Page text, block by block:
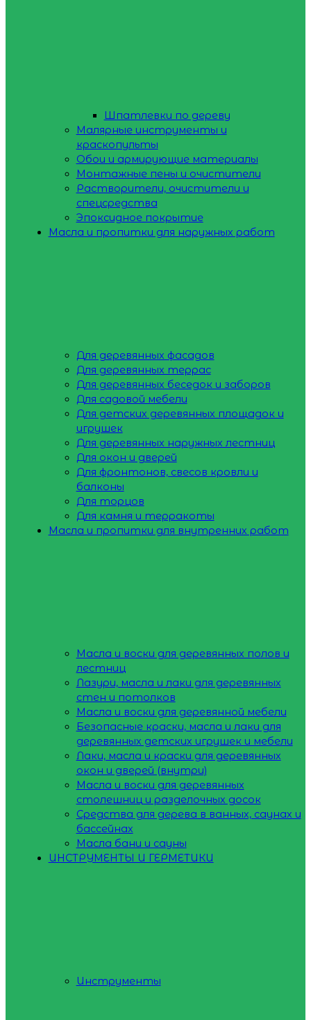
Шпатлевки по дереву
Малярные инструменты и
краскопульты
Обои и армирующие материалы
Монтажные пены и очистители
Растворители, очистители и
спецсредства
Эпоксидное покрытие
Масла и пропитки для наружных работ
Для деревянных фасадов
Для деревянных террас
Для деревянных беседок и заборов
Для садовой мебели
Для детских деревянных площадок и
игрушек
Для деревянных наружных лестниц
Для окон и дверей
Для фронтонов, свесов кровли и
балконы
Для торцов
Для камня и терракоты
Масла и пропитки для внутренних работ
Масла и воски для деревянных полов и
лестниц
Лазури, масла и лаки для деревянных
стен и потолков
Масла и воски для деревянной мебели
Безопасные краски, масла и лаки для
деревянных детских игрушек и мебели
Лаки, масла и краски для деревянных
окон и дверей (внутри)
Масла и воски для деревянных
столешниц и разделочных досок
Средства для дерева в ванных, саунах и
бассейнах
Масла бани и сауны
ИНСТРУМЕНТЫ И ГЕРМЕТИКИ
Инструменты